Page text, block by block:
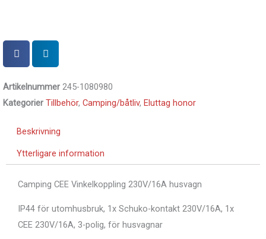
Artikelnummer 245-1080980
Kategorier Tillbehör, Camping/båtliv, Eluttag honor
Beskrivning
Ytterligare information
Camping CEE Vinkelkoppling 230V/16A husvagn
IP44 för utomhusbruk, 1x Schuko-kontakt 230V/16A, 1x
CEE 230V/16A, 3-polig, för husvagnar